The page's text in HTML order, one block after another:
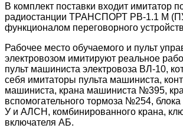
В комплект поставки входит имитатор
радиостанции ТРАНСПОРТ РВ-1.1 М
функционалом переговорного
Рабочее место обучаемого и пульт
электровозом имитируют реальное
пульт машиниста электровоза ВЛ-10,
себя имитаторы пульта машиниста,
машиниста, крана машиниста №395,
вспомогательного тормоза №254,
У и АЛСН, комбинированного крана,
включателя АБ.